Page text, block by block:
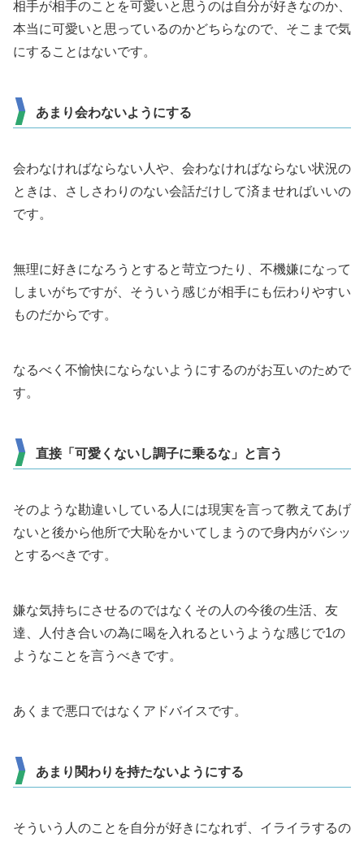
相手が相手のことを可愛いと思うのは自分が好きなのか、
本当に可愛いと思っているのかどちらなので、そこまで気
にすることはないです。
あまり会わないようにする
会わなければならない人や、会わなければならない状況の
ときは、さしさわりのない会話だけして済ませればいいの
です。
無理に好きになろうとすると苛立つたり、不機嫌になって
しまいがちですが、そういう感じが相手にも伝わりやすい
ものだからです。
なるべく不愉快にならないようにするのがお互いのためで
す。
直接「可愛くないし調子に乗るな」と言う
そのような勘違いしている人には現実を言って教えてあげ
ないと後から他所で大恥をかいてしまうので身内がバシッ
とするべきです。
嫌な気持ちにさせるのではなくその人の今後の生活、友
達、人付き合いの為に喝を入れるというような感じで1の
ようなことを言うべきです。
あくまで悪口ではなくアドバイスです。
あまり関わりを持たないようにする
そういう人のことを自分が好きになれず、イライラするの